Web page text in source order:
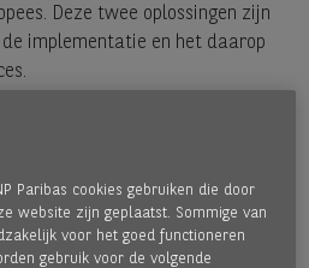
Deze twee oplossingen zijn
implementatie en het daarop
landen die een
zoeken die echter,
wordt gefactureerd en
Paribas cookies gebruiken die door
website zijn geplaatst. Sommige van
voor het goed functioneren
gebruik voor de volgende